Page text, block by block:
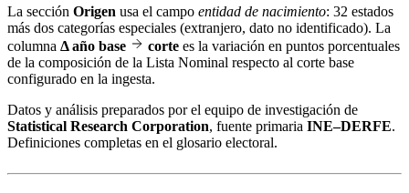
La sección Origen usa el campo entidad de nacimiento: 32 estados
más dos categorías especiales (extranjero, dato no identificado). La
columna Δ año base corte es la variación en puntos porcentuales
de la composición de la Lista Nominal respecto al corte base
configurado en la ingesta.
Datos y análisis preparados por el equipo de investigación de
Statistical Research Corporation, fuente primaria INE–DERFE.
Definiciones completas en el glosario electoral.